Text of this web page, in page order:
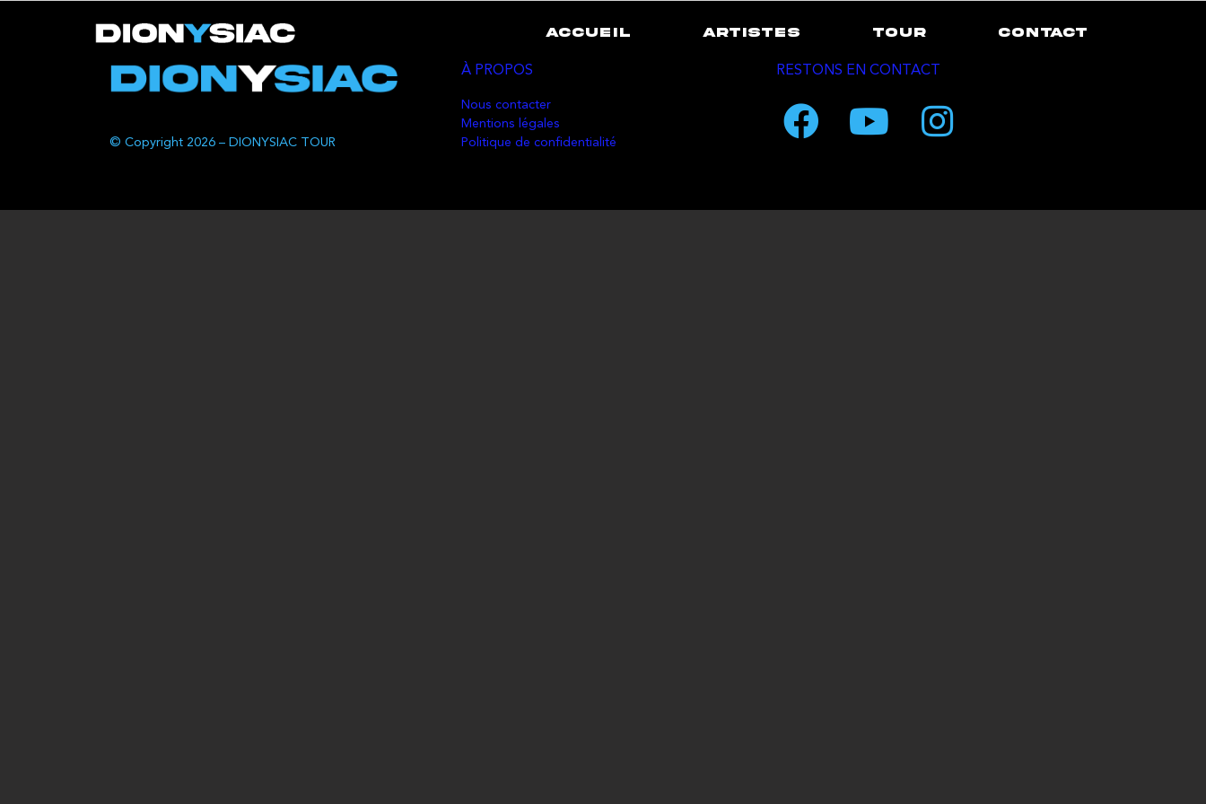
ACCUEIL ARTISTES TOUR CONTACT
© Copyright 2026 – DIONYSIAC TOUR
À PROPOS
Nous contacter
Mentions légales
Politique de confidentialité
RESTONS EN CONTACT